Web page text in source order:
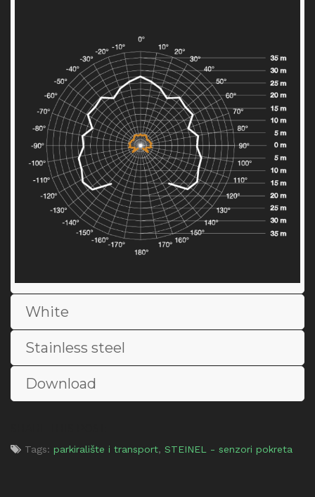
White
Stainless steel
Download
Tags: parkiralište i transport, STEINEL - senzori pokreta